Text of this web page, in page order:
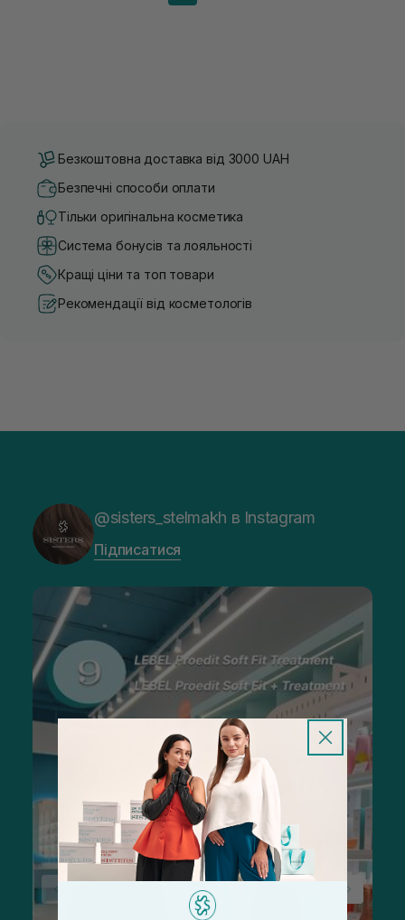
Безкоштовна доставка від 3000 UAH
Безпечні способи оплати
Тільки оригінальна косметика
Система бонусів та лояльності
Кращі ціни та топ товари
Рекомендації від косметологів
@sisters_stelmakh в Instagram
Підписатися